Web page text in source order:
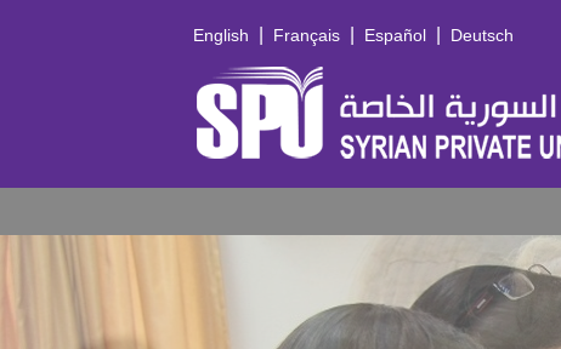
English | Français | Español | Deutsch